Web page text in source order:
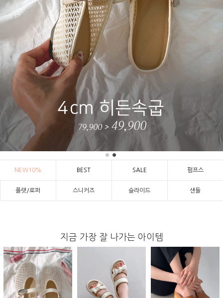
NEW10% BEST SALE 펌프스
플랫/로퍼 스니커즈 슬라이드 샌들
지금 가장 잘 나가는 아이템